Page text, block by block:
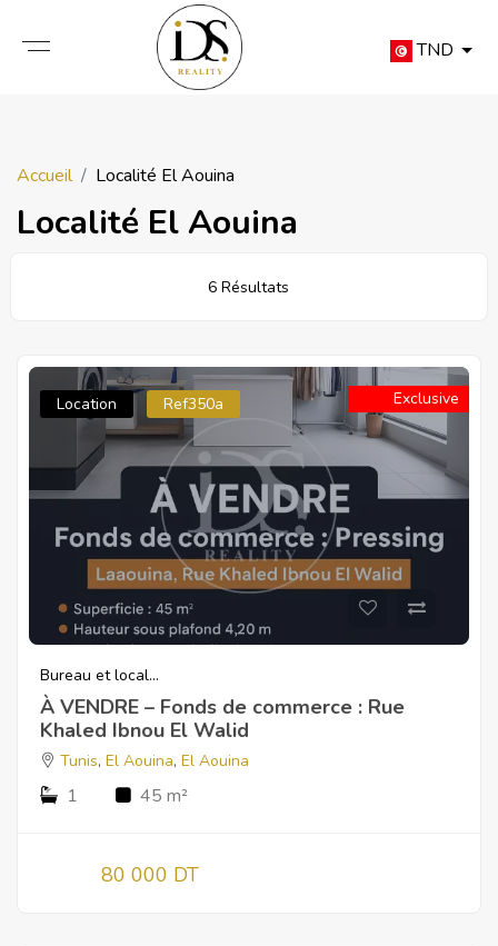
TND
Accueil Localité El Aouina
Localité El Aouina
6 Résultats
Location Ref350a Exclusive
Bureau et local...
À VENDRE – Fonds de commerce : Rue
Khaled Ibnou El Walid
Tunis, El Aouina, El Aouina
1 45 m²
80 000 DT